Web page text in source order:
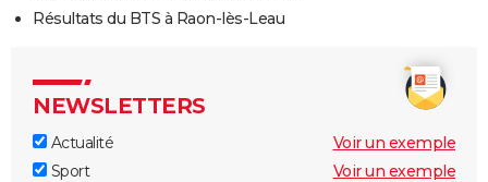
Résultats du BTS à Raon-lès-Leau
NEWSLETTERS
Actualité
Voir un exemple
Sport
Voir un exemple